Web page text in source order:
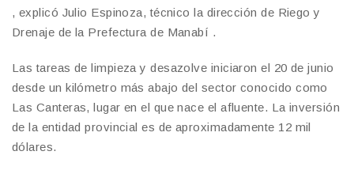
, explicó Julio Espinoza, técnico la dirección de Riego y
Drenaje de la Prefectura de Manabí .
Las tareas de limpieza y desazolve iniciaron el 20 de junio
desde un kilómetro más abajo del sector conocido como
Las Canteras, lugar en el que nace el afluente. La inversión
de la entidad provincial es de aproximadamente 12 mil
dólares.